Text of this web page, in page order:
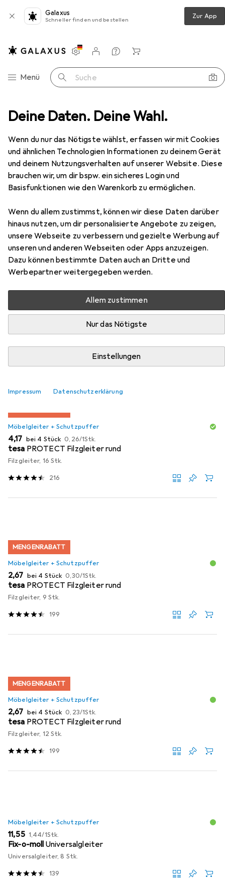
Deine Daten. Deine Wahl.
Wenn du nur das Nötigste wählst, erfassen wir mit Cookies
und ähnlichen Technologien Informationen zu deinem Gerät
und deinem Nutzungsverhalten auf unserer Website. Diese
brauchen wir, um dir bspw. ein sicheres Login und
Basisfunktionen wie den Warenkorb zu ermöglichen.
Wenn du allem zustimmst, können wir diese Daten darüber
hinaus nutzen, um dir personalisierte Angebote zu zeigen,
unsere Webseite zu verbessern und gezielte Werbung auf
unseren und anderen Webseiten oder Apps anzuzeigen.
Dazu können bestimmte Daten auch an Dritte und
Werbepartner weitergegeben werden.
Allem zustimmen
Nur das Nötigste
Einstellungen
Impressum Datenschutzerklärung
Galaxus
Schneller finden und bestellen Zur App
Navigation nach Kategorien
Menü Suche
Einstellungen
Kundenkonto
Vergleichslisten
Merklisten
Warenkorb
Wohnzimmer Regal Vicco Unterschrank R-Line
EUR
165,29
Vicco
Unterschrank R-Line
Zubehör für Vicco Unterschrank
Hier findest du passendes Zubehör zum Produkt Vicco
Unterschrank R-Line aus der Kategorie Möbelgleiter +
Schutzpuffer.
Relevanz
Produktliste
MENGENRABATT
Möbelgleiter + Schutzpuffer
EUR
4,17 bei 4 Stück EUR
0,26/1Stk.
tesa PROTECT Filzgleiter rund
Filzgleiter, 16 Stk.
216
MENGENRABATT
Möbelgleiter + Schutzpuffer
EUR
2,67 bei 4 Stück EUR
0,30/1Stk.
tesa PROTECT Filzgleiter rund
Filzgleiter, 9 Stk.
199
MENGENRABATT
Möbelgleiter + Schutzpuffer
EUR
2,67 bei 4 Stück EUR
0,23/1Stk.
tesa PROTECT Filzgleiter rund
Filzgleiter, 12 Stk.
199
Möbelgleiter + Schutzpuffer
EUR
11,55 EUR
1,44/1Stk.
Fix-o-moll Universalgleiter
Universalgleiter, 8 Stk.
139